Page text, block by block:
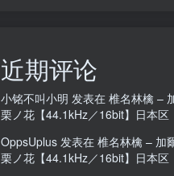
近期评论
小铭不叫小明 发表在 椎名林檎 –
栗ノ花【44.1kHz／16bit】日本区
OppsUplus 发表在 椎名林檎 – 加
栗ノ花【44.1kHz／16bit】日本区